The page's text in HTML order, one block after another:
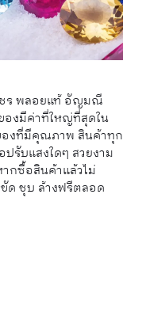
ชร พลอยแท้ อัญมณี
องมีค่าที่ใหญ่ที่สุดใน
องที่มีคุณภาพ สินค้าทุก
รับแสงใดๆ สวยงาม
กซื้อสินค้าแล้วไม่
ด ชุบ ล้างฟรีตลอด